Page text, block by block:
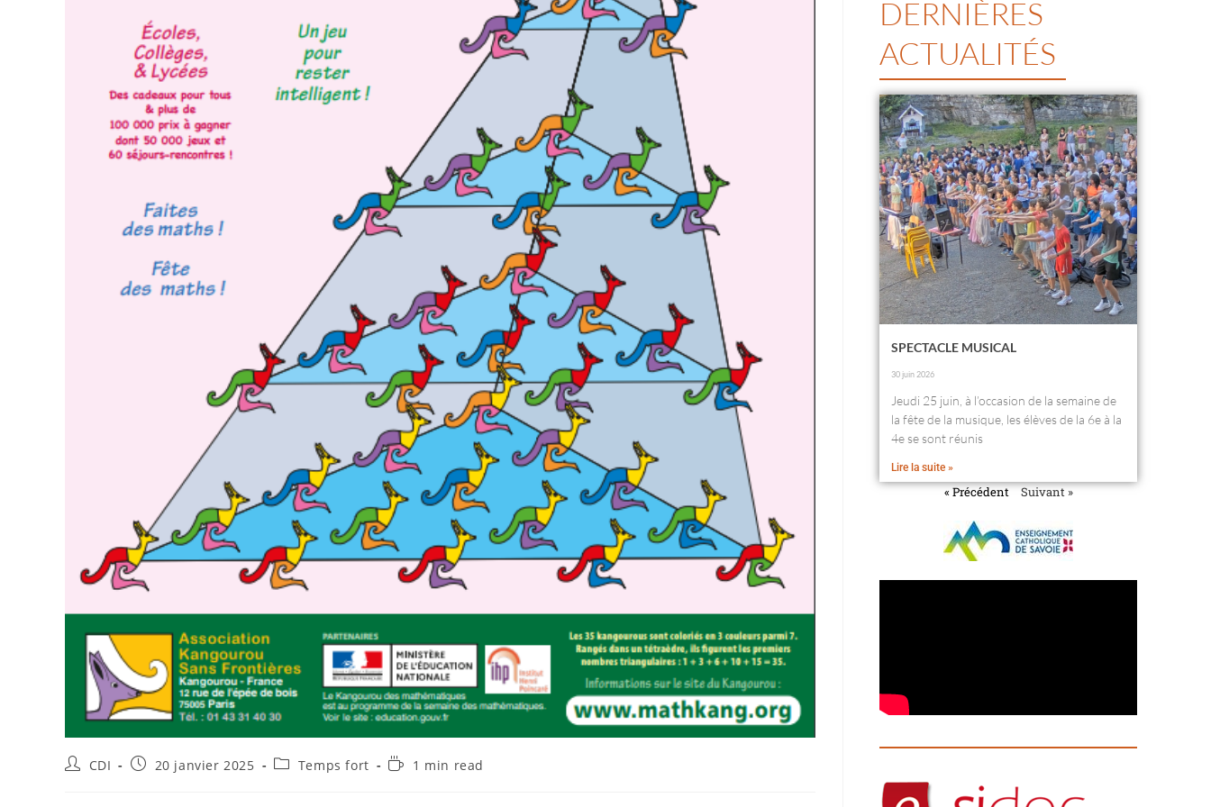
CDI 20 janvier 2025 Temps fort 1 min read
DERNIÈRES
ACTUALITÉS
SPECTACLE MUSICAL
30 juin 2026
Jeudi 25 juin, à l’occasion de la semaine de
la fête de la musique, les élèves de la 6e à la
4e se sont réunis
Lire la suite »
« Précédent Suivant »